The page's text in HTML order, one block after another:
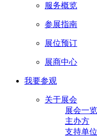
服务概览
参展指南
展位预订
展商中心
我要参观
关于展会
展会一览
主办方
支持单